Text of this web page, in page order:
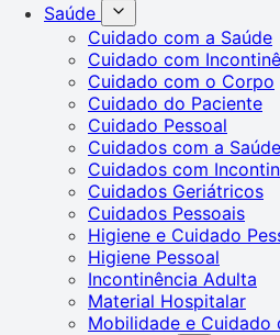
Saúde
Cuidado com a Saúde
Cuidado com
Cuidado com o Corpo
Cuidado do Paciente
Cuidado Pessoal
Cuidados com a Saúde
Cuidados com
Cuidados Geriátricos
Cuidados Pessoais
Higiene e Cuidado
Higiene Pessoal
Incontinência Adulta
Material Hospitalar
Mobilidade e Cuidado